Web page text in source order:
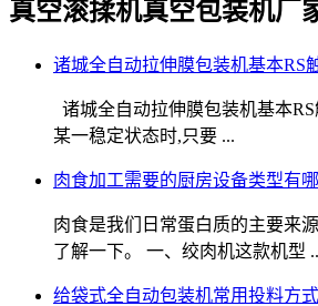
真空滚揉机真空包装机厂
诸城全自动拉伸膜包装机基本RS
诸城全自动拉伸膜包装机基本
某一稳定状态时,只要 ...
肉食加工需要的厨房设备类型有哪
肉食是我们日常蛋白质的主要来
了解一下。 一、绞肉机这款机型
给袋式全自动包装机常用投料方式